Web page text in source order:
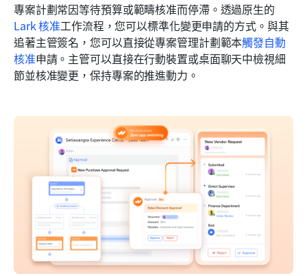
專案計劃常因等待預算或範疇核准而停滯。透過原生的
Lark 核准工作流程，您可以標準化變更申請的方式。與其
追著主管簽名，您可以直接從專案管理計劃範本觸發自動
核准申請。主管可以直接在行動裝置或桌面聊天中檢視細
節並核准變更，保持專案的推進動力。